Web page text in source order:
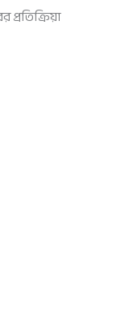
প্রতিক্রিয়া